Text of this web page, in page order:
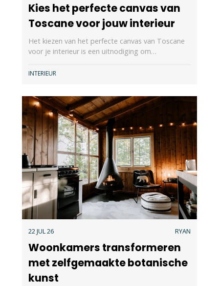
Kies het perfecte canvas van
Toscane voor jouw interieur
Het kiezen van het perfecte canvas van Toscane
voor je interieur is een uitnodiging om…
INTERIEUR
22 JUL 26 RYAN
Woonkamers transformeren
met zelfgemaakte botanische
kunst